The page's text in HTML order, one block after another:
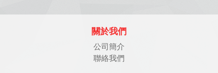
關於我們
公司簡介
聯絡我們